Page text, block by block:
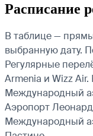
Расписание
В таблице —
выбранную дату.
Регулярные
Armenia и Wizz Air.
Международный
Аэропорт
Международный